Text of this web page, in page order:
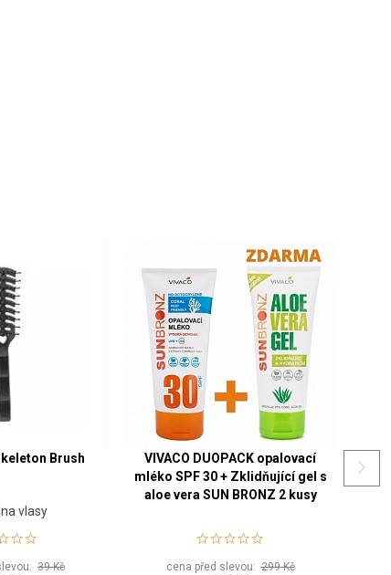
Brush
vlasy
39 Kč
VIVACO DUOPACK opalovací
mléko SPF 30 + Zklidňující gel s
aloe vera SUN BRONZ 2 kusy
cena před slevou:299 Kč